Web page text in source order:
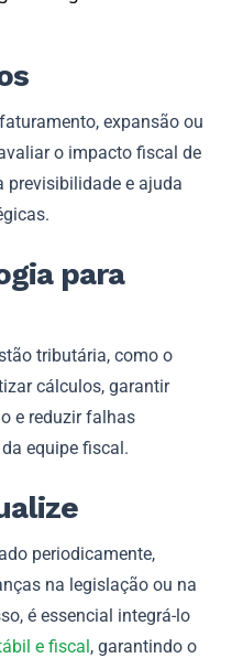
expansão ou
o impacto fiscal de
previsibilidade e ajuda
para
tributária, como o
cálculos, garantir
e reduzir falhas
equipe fiscal.
periodicamente,
na legislação ou na
é essencial integrá-lo
e fiscal, garantindo o